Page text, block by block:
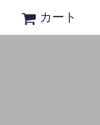
カート